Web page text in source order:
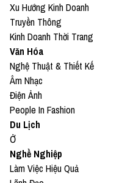
Xu Hướng Kinh Doanh
Truyền Thông
Kinh Doanh Thời Trang
Văn Hóa
Nghệ Thuật & Thiết Kế
Âm Nhạc
Điện Ảnh
People In Fashion
Du Lịch
Ở
Nghề Nghiệp
Làm Việc Hiệu Quả